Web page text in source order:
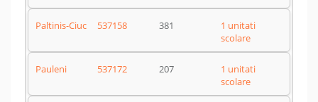
Paltinis-Ciuc 537158 381
1 unitati
scolare
Pauleni 537172 207
1 unitati
scolare